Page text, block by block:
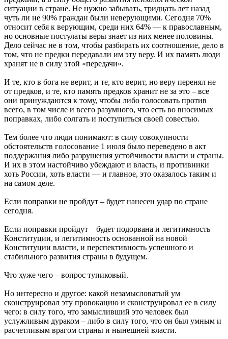
ситуации в стране. Не нужно забывать, тридцать лет назад
чуть ли не 90% граждан были неверующими. Сегодня 70%
относит себя к верующим, среди них 64% — к православным,
но основные постулаты веры знает из них менее половины.
Дело сейчас не в том, чтобы разбирать их соотношение, дело в
том, что не предки передавали им эту веру. И их память люди
хранят не в силу этой «передачи».
И те, кто в бога не верит, и те, кто верит, но веру перенял не
от предков, и те, кто память предков хранит не за это – все
они принуждаются к тому, чтобы либо голосовать против
всего, в том числе и всего разумного, что есть во вносимых
поправках, либо солгать и поступиться своей совестью.
Тем более что люди понимают: в силу совокупности
обстоятельств голосование 1 июля было переведено в акт
поддержания либо разрушения устойчивости власти и страны.
И их в этом настойчиво убеждают и власть, и противники
хоть России, хоть власти — и главное, это оказалось таким и
на самом деле.
Если поправки не пройдут – будет нанесен удар по стране
сегодня.
Если поправки пройдут – будет подорвана и легитимность
Конституции, и легитимность основанной на новой
Конституции власти, и перспективность успешного и
стабильного развития страны в будущем.
Что хуже чего – вопрос тупиковый.
Но интересно и другое: какой незамысловатый ум
сконструировал эту провокацию и сконструировал ее в силу
чего: в силу того, что замысливший это человек был
услужливым дураком – либо в силу того, что он был умным и
расчетливым врагом страны и нынешней власти.